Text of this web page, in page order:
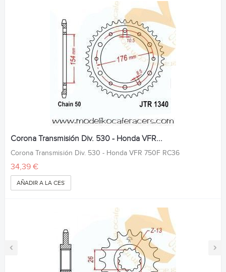
‹ ›
Corona Transmisión Div. 530 - Honda VFR...
Corona Transmisión Div. 530 - Honda VFR 750F RC36
34,39 €
AÑADIR A LA CESTA